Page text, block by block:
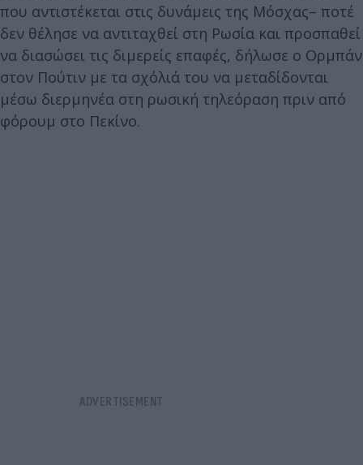
που αντιστέκεται στις δυνάμεις της Μόσχας– ποτέ
δεν θέλησε να αντιταχθεί στη Ρωσία και προσπαθεί
να διασώσει τις διμερείς επαφές, δήλωσε ο Ορμπάν
στον Πούτιν με τα σχόλιά του να μεταδίδονται
μέσω διερμηνέα στη ρωσική τηλεόραση πριν από
φόρουμ στο Πεκίνο.